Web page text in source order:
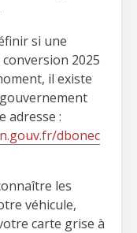
si une
2025
il existe
adresse :
dbonec
les
véhicule,
carte grise à